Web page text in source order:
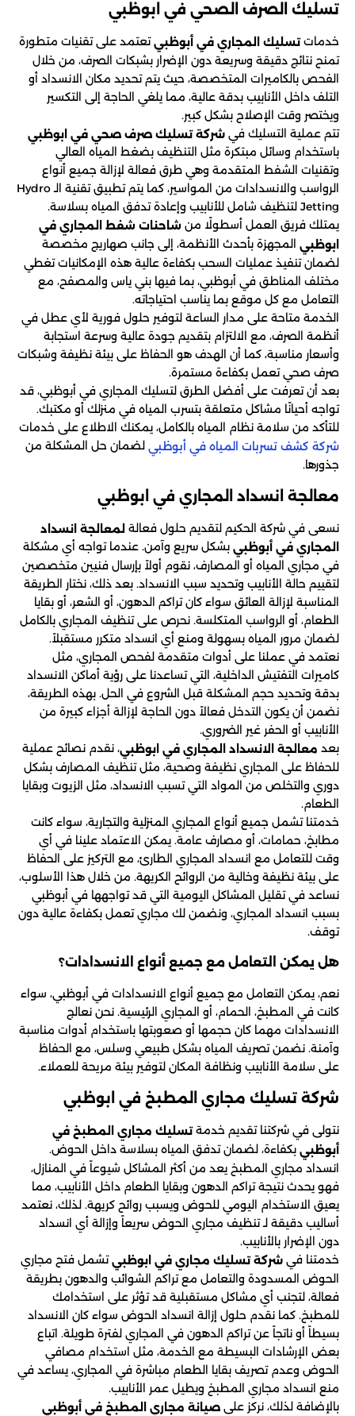
تسليك الصرف الصحي في ابوظبي
خدماتتسليك المجاري في أبوظبيتعتمد على تقنيات متطورة
تمنح نتائج دقيقة وسريعة دون الإضرار بشبكات الصرف، من خلال
الفحص بالكاميرات المتخصصة، حيث يتم تحديد مكان الانسداد أو
التلف داخل الأنابيب بدقة عالية، مما يلغي الحاجة إلى التكسير
ويختصر وقت الإصلاح بشكل كبير.
تتم عملية التسليك في شركة تسليك صرف صحي في ابوظبي
باستخدام وسائل مبتكرة مثل التنظيف بضغط المياه العالي
وتقنيات الشفط المتقدمة وهي طرق فعالة لإزالة جميع أنواع
الرواسب والانسدادات من المواسير، كما يتم تطبيق تقنية الـ Hydro
Jetting لتنظيف شامل للأنابيب وإعادة تدفق المياه بسلاسة.
يمتلك فريق العمل أسطولًا من شاحنات شفط المجاري في
ابوظبي المجهزة بأحدث الأنظمة، إلى جانب صهاريج مخصصة
لضمان تنفيذ عمليات السحب بكفاءة عالية هذه الإمكانيات تغطي
مختلف المناطق في أبوظبي، بما فيها بني ياس والمصفح، مع
التعامل مع كل موقع بما يناسب احتياجاته.
الخدمة متاحة على مدار الساعة لتوفير حلول فورية لأي عطل في
أنظمة الصرف، مع الالتزام بتقديم جودة عالية وسرعة استجابة
وأسعار مناسبة، كما أن الهدف هو الحفاظ على بيئة نظيفة وشبكات
صرف صحي تعمل بكفاءة مستمرة.
بعد أن تعرفت على أفضل الطرق لتسليك المجاري في أبوظبي، قد
تواجه أحيانًا مشاكل متعلقة بتسرب المياه في منزلك أو مكتبك.
للتأكد من سلامة نظام المياه بالكامل، يمكنك الاطلاع على خدمات
شركة كشف تسربات المياه في أبوظبي لضمان حل المشكلة من
جذورها.
معالجة انسداد المجاري في ابوظبي
نسعى في شركة الحكيم لتقديم حلول فعالة لمعالجة انسداد
المجاري في أبوظبي بشكل سريع وآمن. عندما تواجه أي مشكلة
في مجاري المياه أو المصارف، نقوم أولاً بإرسال فنيين متخصصين
لتقييم حالة الأنابيب وتحديد سبب الانسداد. بعد ذلك، نختار الطريقة
المناسبة لإزالة العائق سواء كان تراكم الدهون، أو الشعر، أو بقايا
الطعام، أو الرواسب المتكلسة. نحرص على تنظيف المجاري بالكامل
لضمان مرور المياه بسهولة ومنع أي انسداد متكرر مستقبلاً.
نعتمد في عملنا على أدوات متقدمة لفحص المجاري، مثل
كاميرات التفتيش الداخلية، التي تساعدنا على رؤية أماكن الانسداد
بدقة وتحديد حجم المشكلة قبل الشروع في الحل. بهذه الطريقة،
نضمن أن يكون التدخل فعالاً دون الحاجة لإزالة أجزاء كبيرة من
الأنابيب أو الحفر غير الضروري.
بعد معالجة الانسداد المجاري في ابوظبي، نقدم نصائح عملية
للحفاظ على المجاري نظيفة وصحية، مثل تنظيف المصارف بشكل
دوري والتخلص من المواد التي تسبب الانسداد، مثل الزيوت وبقايا
الطعام.
خدمتنا تشمل جميع أنواع المجاري المنزلية والتجارية، سواء كانت
مطابخ، حمامات، أو مصارف عامة. يمكن الاعتماد علينا في أي
وقت للتعامل مع انسداد المجاري الطارئ، مع التركيز على الحفاظ
على بيئة نظيفة وخالية من الروائح الكريهة. من خلال هذا الأسلوب،
نساعد في تقليل المشاكل اليومية التي قد تواجهها في أبوظبي
بسبب انسداد المجاري، ونضمن لك مجاري تعمل بكفاءة عالية دون
توقف.
هل يمكن التعامل مع جميع أنواع الانسدادات؟
نعم، يمكن التعامل مع جميع أنواع الانسدادات في أبوظبي، سواء
كانت في المطبخ، الحمام، أو المجاري الرئيسية. نحن نعالج
الانسدادات مهما كان حجمها أو صعوبتها باستخدام أدوات مناسبة
وآمنة. نضمن تصريف المياه بشكل طبيعي وسلس، مع الحفاظ
على سلامة الأنابيب ونظافة المكان لتوفير بيئة مريحة للعملاء.
شركة تسليك مجاري المطبخ في ابوظبي
نتولى في شركتنا تقديم خدمةتسليك مجاري المطبخ في
أبوظبي بكفاءة، لضمان تدفق المياه بسلاسة داخل الحوض.
انسداد مجاري المطبخ يعد من أكثر المشاكل شيوعاً في المنازل،
فهو يحدث نتيجة تراكم الدهون وبقايا الطعام داخل الأنابيب، مما
يعيق الاستخدام اليومي للحوض ويسبب روائح كريهة. لذلك، نعتمد
أساليب دقيقة لـ تنظيف مجاري الحوض سريعاً وإزالة أي انسداد
دون الإضرار بالأنابيب.
خدمتنا في شركة تسليك مجاري في ابوظبيتشمل فتح مجاري
الحوض المسدودة والتعامل مع تراكم الشوائب والدهون بطريقة
فعالة، لتجنب أي مشاكل مستقبلية قد تؤثر على استخدامك
للمطبخ. كما نقدم حلول إزالة انسداد الحوض سواء كان الانسداد
بسيطاً أو ناتجاً عن تراكم الدهون في المجاري لفترة طويلة. اتباع
بعض الإرشادات البسيطة مع الخدمة، مثل استخدام مصافي
الحوض وعدم تصريف بقايا الطعام مباشرة في المجاري، يساعد في
منع انسداد مجاري المطبخ ويطيل عمر الأنابيب.
بالإضافة لذلك، نركز على صيانة مجاري المطبخ في أبوظبي